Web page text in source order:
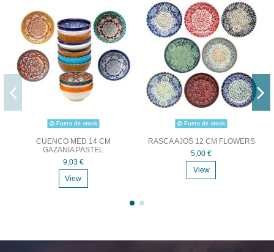
Fuera de stock
CUENCO MED 14 CM
GAZANIA PASTEL
9,03 €
View
Fuera de stock
RASCA AJOS 12 CM FLOWERS
5,00 €
View